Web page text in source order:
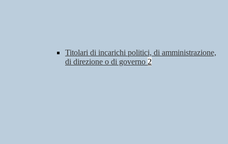
Titolari di incarichi politici, di amministrazione,
di direzione o di governo 2